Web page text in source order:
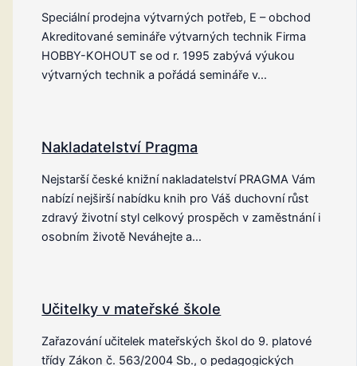
Speciální prodejna výtvarných potřeb, E – obchod
Akreditované semináře výtvarných technik Firma
HOBBY-KOHOUT se od r. 1995 zabývá výukou
výtvarných technik a pořádá semináře v…
Nakladatelství Pragma
Nejstarší české knižní nakladatelství PRAGMA Vám
nabízí nejširší nabídku knih pro Váš duchovní růst
zdravý životní styl celkový prospěch v zaměstnání i
osobním životě Neváhejte a…
Učitelky v mateřské škole
Zařazování učitelek mateřských škol do 9. platové
třídy Zákon č. 563/2004 Sb., o pedagogických